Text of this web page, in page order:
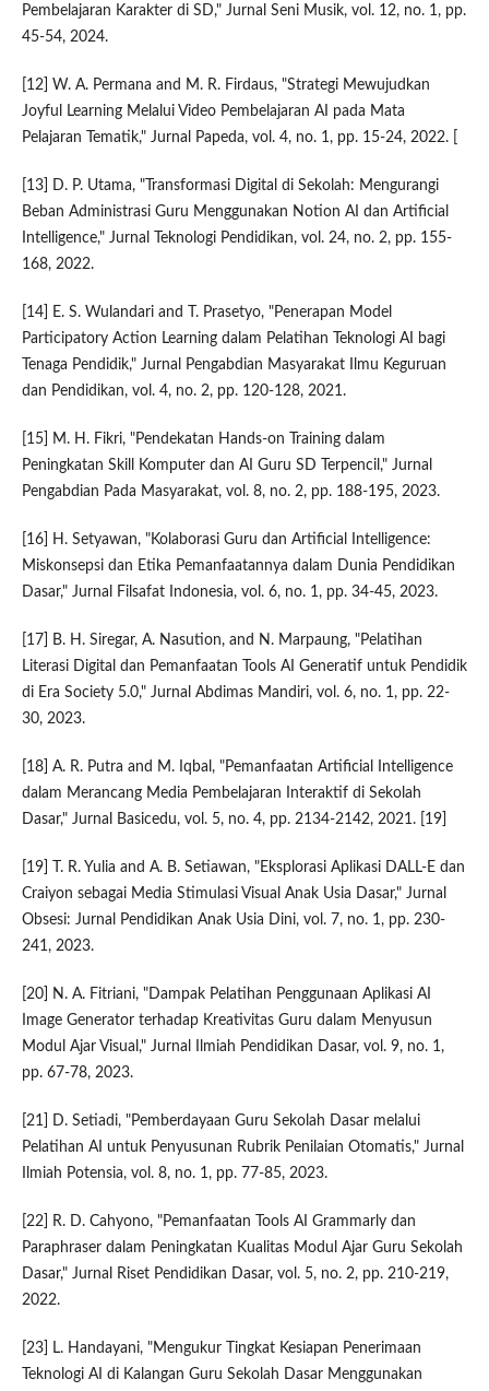
Pembelajaran Karakter di SD," Jurnal Seni Musik, vol. 12, no. 1, pp.
45-54, 2024.
[12] W. A. Permana and M. R. Firdaus, "Strategi Mewujudkan
Joyful Learning Melalui Video Pembelajaran AI pada Mata
Pelajaran Tematik," Jurnal Papeda, vol. 4, no. 1, pp. 15-24, 2022. [
[13] D. P. Utama, "Transformasi Digital di Sekolah: Mengurangi
Beban Administrasi Guru Menggunakan Notion AI dan Artificial
Intelligence," Jurnal Teknologi Pendidikan, vol. 24, no. 2, pp. 155-
168, 2022.
[14] E. S. Wulandari and T. Prasetyo, "Penerapan Model
Participatory Action Learning dalam Pelatihan Teknologi AI bagi
Tenaga Pendidik," Jurnal Pengabdian Masyarakat Ilmu Keguruan
dan Pendidikan, vol. 4, no. 2, pp. 120-128, 2021.
[15] M. H. Fikri, "Pendekatan Hands-on Training dalam
Peningkatan Skill Komputer dan AI Guru SD Terpencil," Jurnal
Pengabdian Pada Masyarakat, vol. 8, no. 2, pp. 188-195, 2023.
[16] H. Setyawan, "Kolaborasi Guru dan Artificial Intelligence:
Miskonsepsi dan Etika Pemanfaatannya dalam Dunia Pendidikan
Dasar," Jurnal Filsafat Indonesia, vol. 6, no. 1, pp. 34-45, 2023.
[17] B. H. Siregar, A. Nasution, and N. Marpaung, "Pelatihan
Literasi Digital dan Pemanfaatan Tools AI Generatif untuk Pendidik
di Era Society 5.0," Jurnal Abdimas Mandiri, vol. 6, no. 1, pp. 22-
30, 2023.
[18] A. R. Putra and M. Iqbal, "Pemanfaatan Artificial Intelligence
dalam Merancang Media Pembelajaran Interaktif di Sekolah
Dasar," Jurnal Basicedu, vol. 5, no. 4, pp. 2134-2142, 2021. [19]
[19] T. R. Yulia and A. B. Setiawan, "Eksplorasi Aplikasi DALL-E dan
Craiyon sebagai Media Stimulasi Visual Anak Usia Dasar," Jurnal
Obsesi: Jurnal Pendidikan Anak Usia Dini, vol. 7, no. 1, pp. 230-
241, 2023.
[20] N. A. Fitriani, "Dampak Pelatihan Penggunaan Aplikasi AI
Image Generator terhadap Kreativitas Guru dalam Menyusun
Modul Ajar Visual," Jurnal Ilmiah Pendidikan Dasar, vol. 9, no. 1,
pp. 67-78, 2023.
[21] D. Setiadi, "Pemberdayaan Guru Sekolah Dasar melalui
Pelatihan AI untuk Penyusunan Rubrik Penilaian Otomatis," Jurnal
Ilmiah Potensia, vol. 8, no. 1, pp. 77-85, 2023.
[22] R. D. Cahyono, "Pemanfaatan Tools AI Grammarly dan
Paraphraser dalam Peningkatan Kualitas Modul Ajar Guru Sekolah
Dasar," Jurnal Riset Pendidikan Dasar, vol. 5, no. 2, pp. 210-219,
2022.
[23] L. Handayani, "Mengukur Tingkat Kesiapan Penerimaan
Teknologi AI di Kalangan Guru Sekolah Dasar Menggunakan